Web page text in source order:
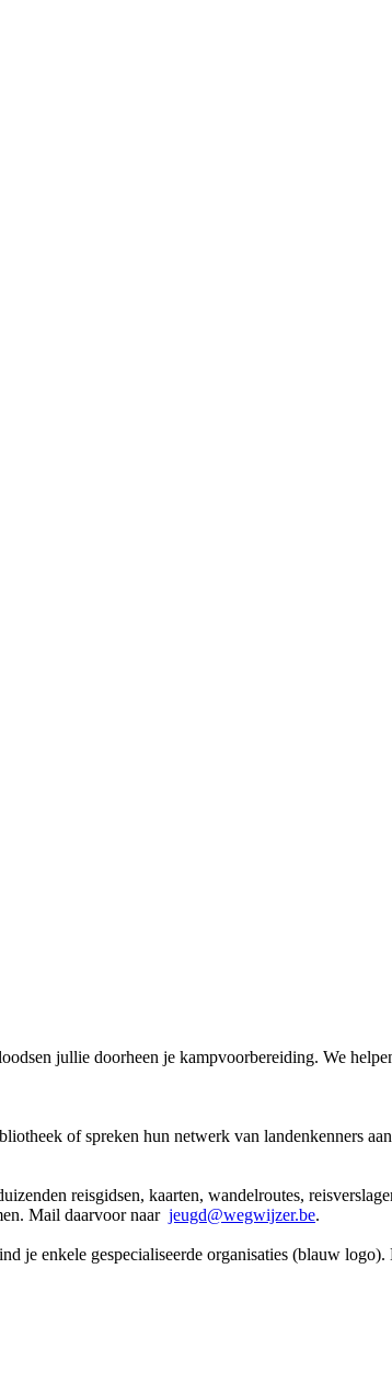
jullie doorheen je kampvoorbereiding. We
of spreken hun netwerk van landenkenners
reisgidsen, kaarten, wandelroutes,
Mail daarvoor naar jeugd@wegwijzer.be.
je enkele gespecialiseerde organisaties (blauw